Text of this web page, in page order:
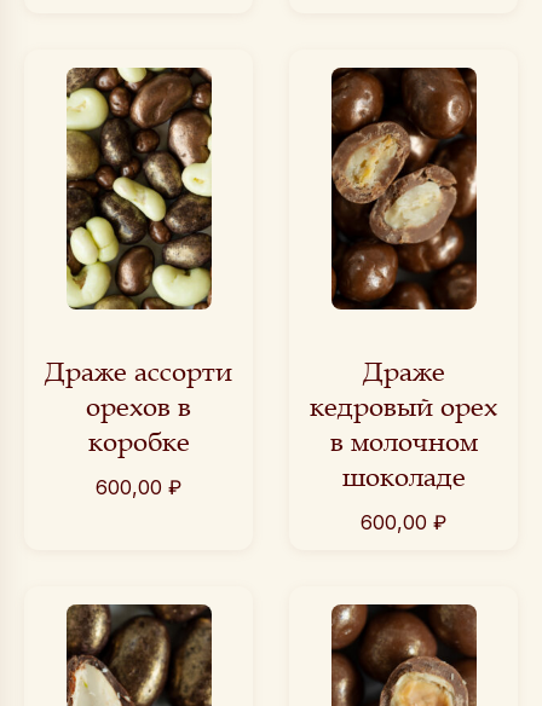
Драже ассорти
орехов в
коробке
600,00 ₽
Драже
кедровый орех
в молочном
шоколаде
600,00 ₽